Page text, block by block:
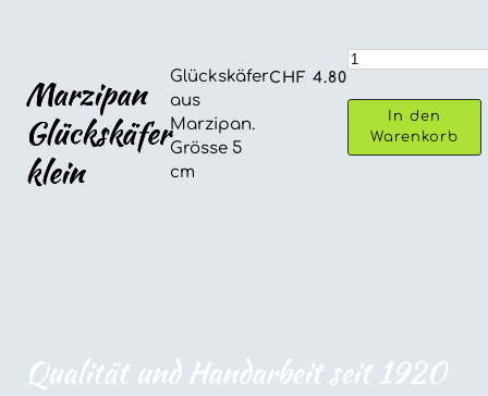
Marzipan
Glückskäfer
klein
Glückskäfer
aus
Marzipan.
Grösse 5
cm
CHF 4.80
Marzipan
klein
Menge In den
Warenkorb
Qualität und Handarbeit seit 1920